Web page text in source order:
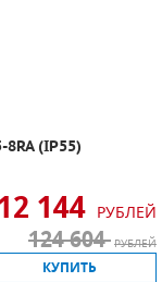
(IP55)
144 РУБЛЕЙ
124 604 РУБЛЕЙ
КУПИТЬ